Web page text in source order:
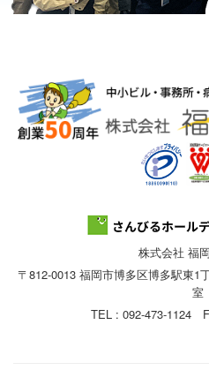
株式会社 福
〒812-0013 福岡市博多区博多駅東1
室
TEL : 092-473-1124